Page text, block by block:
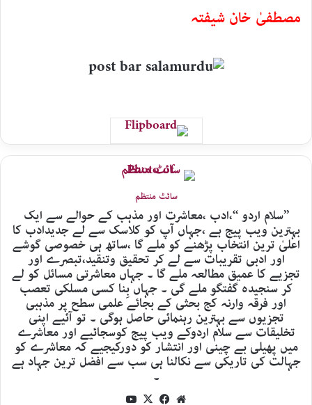
مصطفیٰ خان شیفتہ
سائٹ منتظم
’’سلام اردو ‘‘،ادب ،معاشرت اور مذہب کے حوالے سے ایک
بہترین ویب پیج ہے ،جہاں آپ کو کلاسک سے لے جدیدادب کا
اعلیٰ ترین انتخاب پڑھنے کو ملے گا ،ساتھ ہی خصوصی گوشے
اور ادبی تقریبات سے لے کر تحقیق وتنقید،تبصرے اور
تجزیے کا عمیق مطالعہ ملے گا ۔ جہاں معاشرتی مسائل کو لے
کر سنجیدہ گفتگو ملے گی ۔ جہاں بِنا کسی مسلکی تعصب
اور فرقہ وارنہ کج بحثی کے بجائے علمی سطح پر مذہبی
تجزیوں سے بہترین رہنمائی حاصل ہوگی ۔ تو آئیے اپنی
تخلیقات سے سلام اردوکے ویب پیج کوسجائیے اور معاشرے
میں پھیلی بے چینی اور انتشار کو دورکیجیے کہ معاشرے کو
جہالت کی تاریکی سے نکالنا ہی سب سے افضل ترین جہاد ہے
۔
Website
Facebook
X